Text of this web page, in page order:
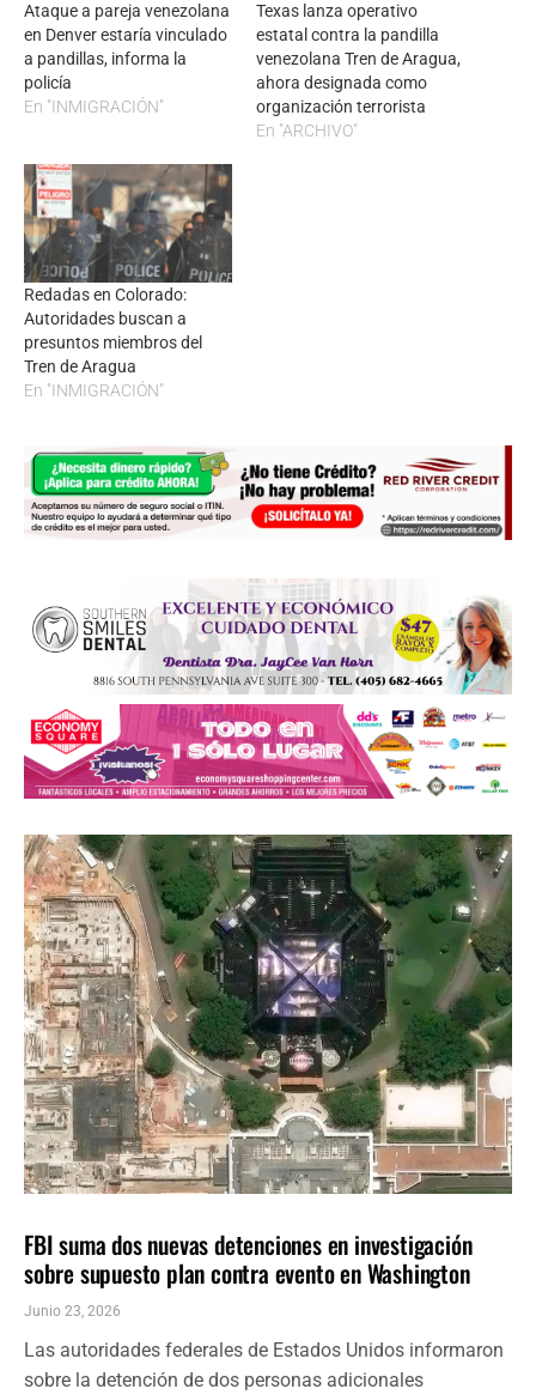
Ataque a pareja venezolana
en Denver estaría vinculado
a pandillas, informa la
policía
En "INMIGRACIÓN"
Texas lanza operativo
estatal contra la pandilla
venezolana Tren de Aragua,
ahora designada como
organización terrorista
En "ARCHIVO"
Redadas en Colorado:
Autoridades buscan a
presuntos miembros del
Tren de Aragua
En "INMIGRACIÓN"
FBI suma dos nuevas detenciones en investigación
sobre supuesto plan contra evento en Washington
Junio 23, 2026
Las autoridades federales de Estados Unidos informaron
sobre la detención de dos personas adicionales